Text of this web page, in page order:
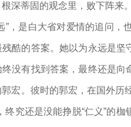
深蒂固的观念里，败下阵来。
”，是白大省对爱情的追问，
酷的答案。她以为永远是
没有找到答案，最终还是
宏。彼时的郭宏，在国外历
终究还是没能挣脱“仁义”的